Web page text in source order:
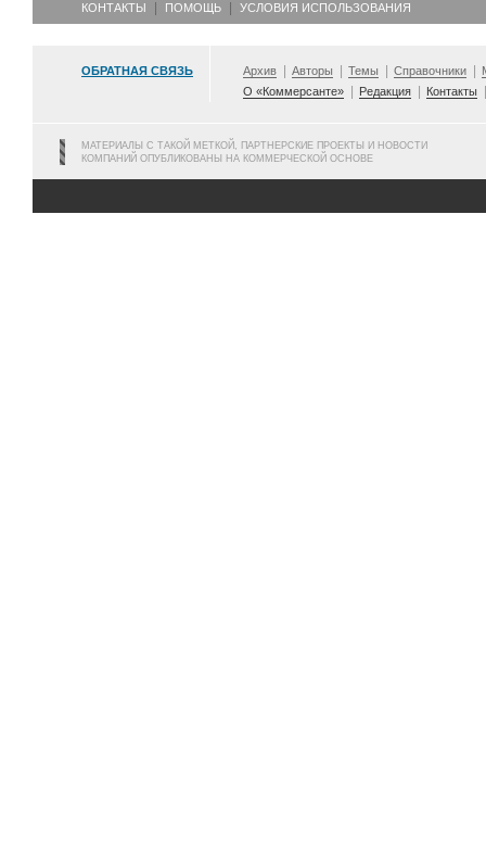
КОНТАКТЫ ПОМОЩЬ УСЛОВИЯ ИСПОЛЬЗОВАНИЯ
ОБРАТНАЯ СВЯЗЬ Архив Авторы Темы Справочники
О «Коммерсанте»
Редакция Контакты
МАТЕРИАЛЫ С ТАКОЙ МЕТКОЙ, ПАРТНЕРСКИЕ ПРОЕКТЫ И НОВОСТИ
КОМПАНИЙ ОПУБЛИКОВАНЫ НА КОММЕРЧЕСКОЙ ОСНОВЕ